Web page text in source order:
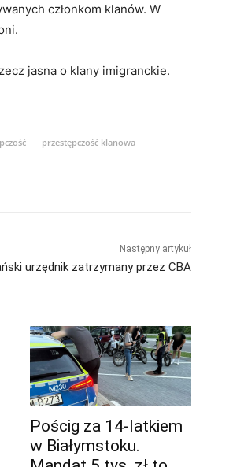
członkom klanów. W
jasna o klany imigranckie.
przestępczość klanowa
Następny artykuł
urzędnik zatrzymany przez CBA
Pościg za 14-latkiem
w Białymstoku.